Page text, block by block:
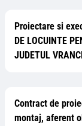
Proiectare si
DE LOCUINTE
JUDETUL
Contract de
montaj, aferent